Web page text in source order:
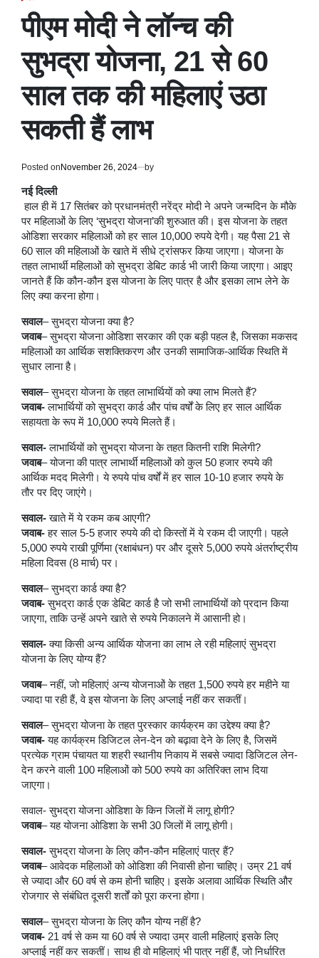
पीएम मोदी ने लॉन्च की
सुभद्रा योजना, 21 से 60
साल तक की महिलाएं उठा
सकती हैं लाभ
Posted onNovember 26, 2024 by
नई दिल्ली
हाल ही में 17 सितंबर को प्रधानमंत्री नरेंद्र मोदी ने अपने जन्मदिन के मौके
पर महिलाओं के लिए ‘सुभद्रा योजना’की शुरुआत की। इस योजना के तहत
ओडिशा सरकार महिलाओं को हर साल 10,000 रुपये देगी। यह पैसा 21 से
60 साल की महिलाओं के खाते में सीधे ट्रांसफर किया जाएगा। योजना के
तहत लाभार्थी महिलाओं को सुभद्रा डेबिट कार्ड भी जारी किया जाएगा। आइए
जानते हैं कि कौन-कौन इस योजना के लिए पात्र है और इसका लाभ लेने के
लिए क्या करना होगा।
सवाल– सुभद्रा योजना क्या है?
जवाब– सुभद्रा योजना ओडिशा सरकार की एक बड़ी पहल है, जिसका मकसद
महिलाओं का आर्थिक सशक्तिकरण और उनकी सामाजिक-आर्थिक स्थिति में
सुधार लाना है।
सवाल– सुभद्रा योजना के तहत लाभार्थियों को क्या लाभ मिलते हैं?
जवाब-लाभार्थियों को सुभद्रा कार्ड और पांच वर्षों के लिए हर साल आर्थिक
सहायता के रूप में 10,000 रुपये मिलते हैं।
सवाल-लाभार्थियों को सुभद्रा योजना के तहत कितनी राशि मिलेगी?
जवाब– योजना की पात्र लाभार्थी महिलाओं को कुल 50 हजार रुपये की
आर्थिक मदद मिलेगी। ये रुपये पांच वर्षों में हर साल 10-10 हजार रुपये के
तौर पर दिए जाएंगे।
सवाल-खाते में ये रकम कब आएगी?
जवाब-हर साल 5-5 हजार रुपये की दो किस्तों में ये रकम दी जाएगी। पहले
5,000 रुपये राखी पूर्णिमा (रक्षाबंधन) पर और दूसरे 5,000 रुपये अंतर्राष्ट्रीय
महिला दिवस (8 मार्च) पर।
सवाल– सुभद्रा कार्ड क्या है?
जवाब-सुभद्रा कार्ड एक डेबिट कार्ड है जो सभी लाभार्थियों को प्रदान किया
जाएगा, ताकि उन्हें अपने खाते से रुपये निकालने में आसानी हो।
सवाल-क्या किसी अन्य आर्थिक योजना का लाभ ले रही महिलाएं सुभद्रा
योजना के लिए योग्य हैं?
जवाब– नहीं, जो महिलाएं अन्य योजनाओं के तहत 1,500 रुपये हर महीने या
ज्यादा पा रही हैं, वे इस योजना के लिए अप्लाई नहीं कर सकतीं।
सवाल– सुभद्रा योजना के तहत पुरस्कार कार्यक्रम का उद्देश्य क्या है?
जवाब-यह कार्यक्रम डिजिटल लेन-देन को बढ़ावा देने के लिए है, जिसमें
प्रत्येक ग्राम पंचायत या शहरी स्थानीय निकाय में सबसे ज्यादा डिजिटल लेन-
देन करने वाली 100 महिलाओं को 500 रुपये का अतिरिक्त लाभ दिया
जाएगा।
सवाल- सुभद्रा योजना ओडिशा के किन जिलों में लागू होगी?
जवाब– यह योजना ओडिशा के सभी 30 जिलों में लागू होगी।
सवाल-सुभद्रा योजना के लिए कौन-कौन महिलाएं पात्र हैं?
जवाब– आवेदक महिलाओं को ओडिशा की निवासी होना चाहिए। उम्र 21 वर्ष
से ज्यादा और 60 वर्ष से कम होनी चाहिए। इसके अलावा आर्थिक स्थिति और
रोजगार से संबंधित दूसरी शर्तों को पूरा करना होगा।
सवाल– सुभद्रा योजना के लिए कौन योग्य नहीं है?
जवाब- 21 वर्ष से कम या 60 वर्ष से ज्यादा उम्र वाली महिलाएं इसके लिए
अप्लाई नहीं कर सकतीं। साथ ही वो महिलाएं भी पात्र नहीं हैं, जो निर्धारित